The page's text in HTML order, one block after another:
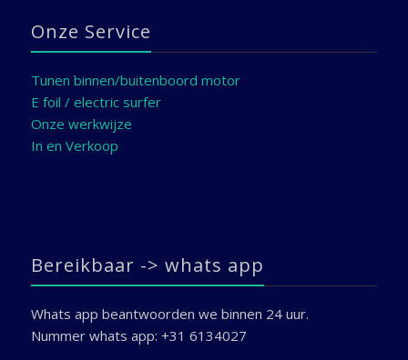
Onze Service
Tunen binnen/buitenboord motor
E foil / electric surfer
Onze werkwijze
In en Verkoop
Bereikbaar -> whats app
Whats app beantwoorden we binnen 24 uur.
Nummer whats app: +31 6134027